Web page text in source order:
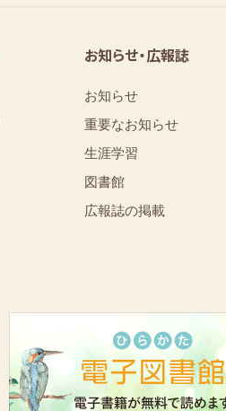
お知らせ・広報誌
お知らせ
重要なお知らせ
⁨⁩⁨⁩⁨⁩生涯学習
図書館
広報誌の掲載